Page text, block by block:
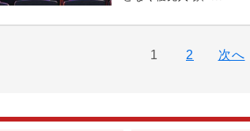
1 2 次へ